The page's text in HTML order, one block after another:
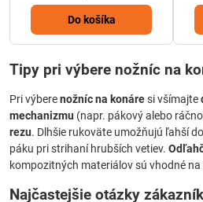
Do košíka
Tipy pri výbere nožníc na
Pri výberenožníc na konáresi všímajte
mechanizmu (napr. pákový alebo
rezu. Dlhšie rukoväte umožňujú ľahší
páku pri strihaní hrubších vetiev.
kompozitných materiálov sú vhodné
Najčastejšie otázky